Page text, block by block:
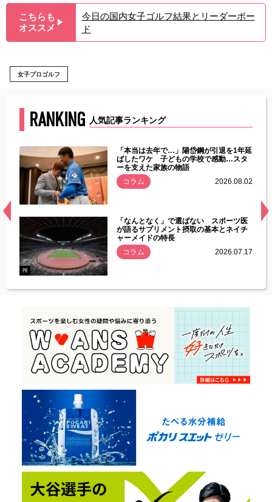
こちらも
オススメ ▶︎
今日の国内女子ゴルフ結果とリーダーボー
ド
女子プロゴルフ
RANKING 人気記事ランキング
常
「本当は去年で…」陽岱鋼が引退を1年延
ばしたワケ 子どもの学校で感動…スタ
ーを支えた家族の物語
コラム
2026.08.02
PR
「なんとなく」で選ばない スポーツ医
が語るサプリメント摂取の基本とネイチ
ャーメイドの特長
コラム
2026.07.17